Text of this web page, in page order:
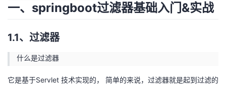
一、springboot过滤器基础入门&实战
1.1、过滤器
什么是过滤器
它是基于Servlet 技术实现的， 简单的来说，过滤器就是起到过滤的